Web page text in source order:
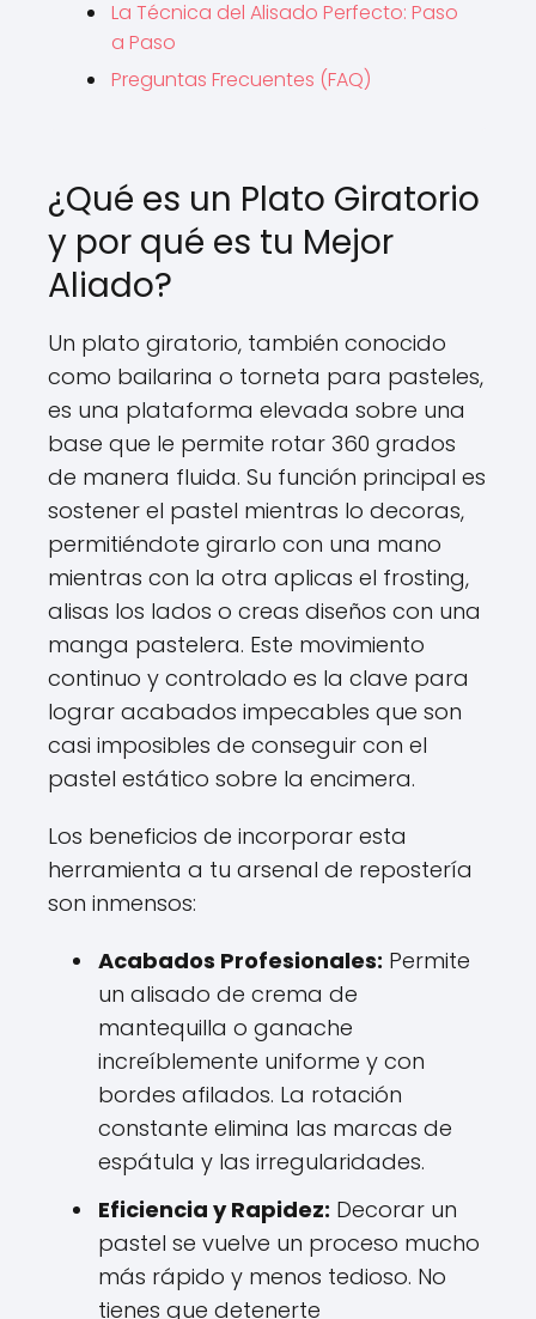
La Técnica del Alisado Perfecto: Paso
a Paso
Preguntas Frecuentes (FAQ)
¿Qué es un Plato Giratorio
y por qué es tu Mejor
Aliado?
Un plato giratorio, también conocido
como bailarina o torneta para pasteles,
es una plataforma elevada sobre una
base que le permite rotar 360 grados
de manera fluida. Su función principal es
sostener el pastel mientras lo decoras,
permitiéndote girarlo con una mano
mientras con la otra aplicas el frosting,
alisas los lados o creas diseños con una
manga pastelera. Este movimiento
continuo y controlado es la clave para
lograr acabados impecables que son
casi imposibles de conseguir con el
pastel estático sobre la encimera.
Los beneficios de incorporar esta
herramienta a tu arsenal de repostería
son inmensos:
Acabados Profesionales: Permite
un alisado de crema de
mantequilla o ganache
increíblemente uniforme y con
bordes afilados. La rotación
constante elimina las marcas de
espátula y las irregularidades.
Eficiencia y Rapidez: Decorar un
pastel se vuelve un proceso mucho
más rápido y menos tedioso. No
tienes que detenerte